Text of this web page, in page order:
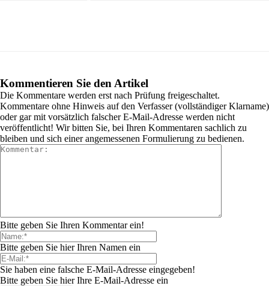
Kommentieren Sie den Artikel
Die Kommentare werden erst nach Prüfung freigeschaltet.
Kommentare ohne Hinweis auf den Verfasser (vollständiger Klarname)
oder gar mit vorsätzlich falscher E-Mail-Adresse werden nicht
veröffentlicht! Wir bitten Sie, bei Ihren Kommentaren sachlich zu
bleiben und sich einer angemessenen Formulierung zu bedienen.
Bitte geben Sie Ihren Kommentar ein!
Bitte geben Sie hier Ihren Namen ein
Sie haben eine falsche E-Mail-Adresse eingegeben!
Bitte geben Sie hier Ihre E-Mail-Adresse ein